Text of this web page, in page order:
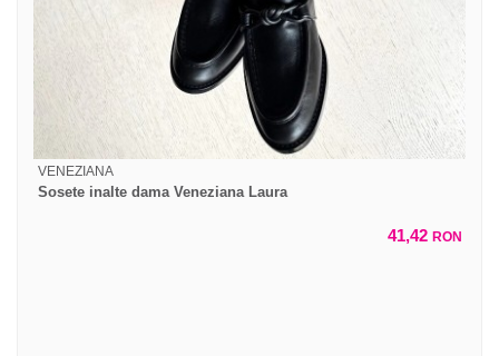
VENEZIANA
Sosete inalte dama Veneziana Laura
41,42 RON